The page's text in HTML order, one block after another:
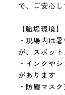
で、ご安心し
【職場環境】
・現場内は
が、スポッ
・インクや
があります
・防塵マス